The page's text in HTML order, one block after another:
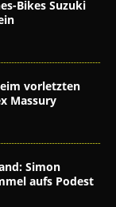
Bikes Suzuki
vorletzten
Massury
Simon
aufs Podest